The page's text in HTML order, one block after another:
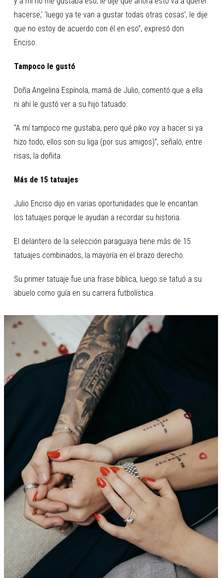
hacerse,‘ ‘luego ya te van a gustar todas otras cosas’, le dije
que no estoy de acuerdo con él en eso”, expresó don
Enciso.
Tampoco le gustó
Doña Angelina Espínola, mamá de Julio, comentó que a ella
ni ahí le gustó ver a su hijo tatuado.
“A mí tampoco me gustaba, pero qué piko voy a hacer si ya
hizo todo, ellos son su liga (por sus amigos)”, señaló, entre
risas, la doñita.
Más de 15 tatuajes
Julio Enciso dijo en varias oportunidades que le encantan
los tatuajes porque le ayudan a recordar su historia.
El delantero de la selección paraguaya tiene más de 15
tatuajes combinados, la mayoría en el brazo derecho.
Su primer tatuaje fue una frase bíblica, luego se tatuó a su
abuelo como guía en su carrera futbolística.